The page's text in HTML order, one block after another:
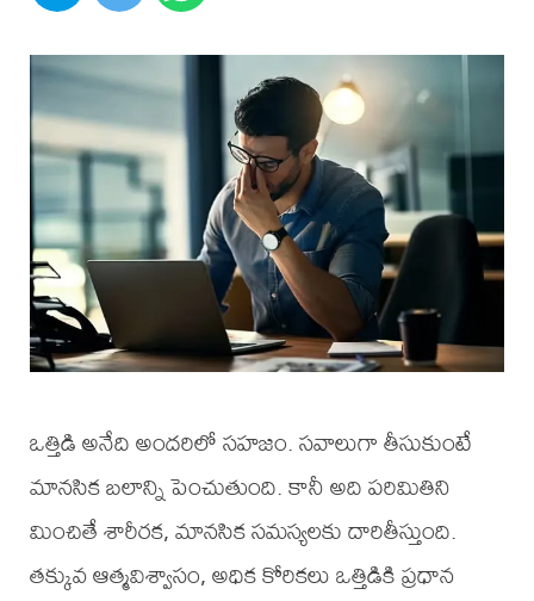
ఒత్తిడి అనేది అందరిలో సహజం. సవాలుగా తీసుకుంటే
మానసిక బలాన్ని పెంచుతుంది. కానీ అది పరిమితిని
మించితే శారీరక, మానసిక సమస్యలకు దారితీస్తుంది.
తక్కువ ఆత్మవిశ్వాసం, అధిక కోరికలు ఒత్తిడికి ప్రధాన